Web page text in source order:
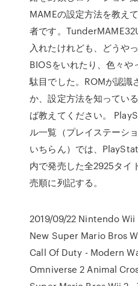
MAMEの設定方法を教え
者です。
入れたけれども、どうや
BIOSをいれたり、色々や
駄目でした。ROMが認識
か、設定方法を知ってい
ば教えてください。
ル一覧（プレイステーシ
いちらん）では、
内で発売した全2925タイ
売順に列記する。
2019/09/22 Nintendo
New Super Mario Bros
Call Of Duty - Modern
Omniverse 2 Animal